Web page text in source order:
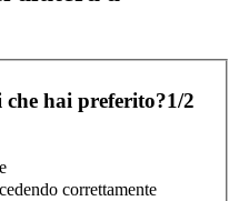
che hai preferito?1/2
correttamente